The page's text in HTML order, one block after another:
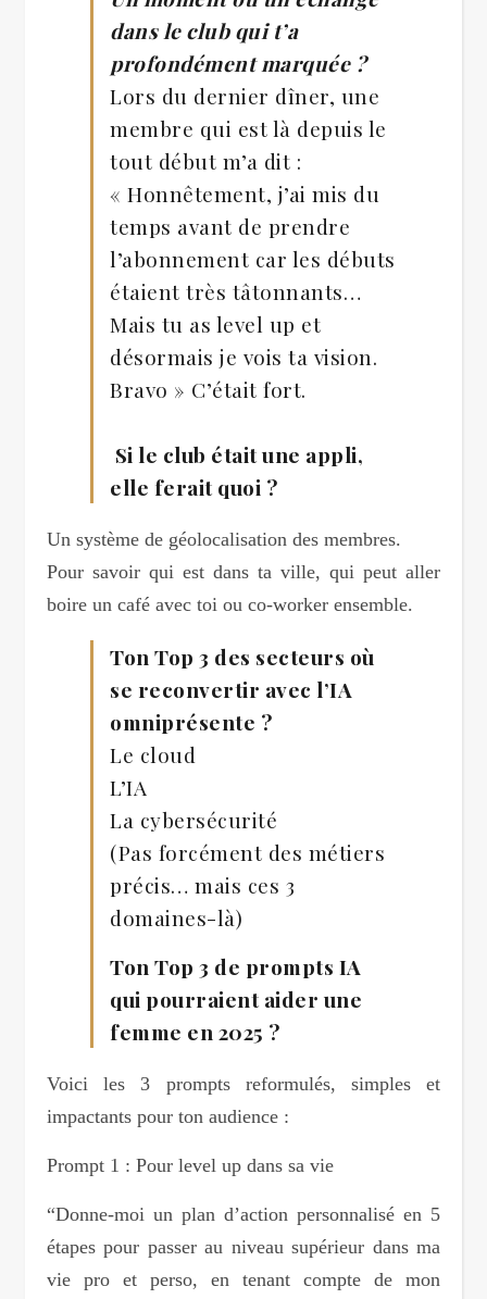
dans le club qui t’a
profondément marquée ?
Lors du dernier dîner, une
membre qui est là depuis le
tout début m’a dit :
« Honnêtement, j’ai mis du
temps avant de prendre
l’abonnement car les débuts
étaient très tâtonnants…
Mais tu as level up et
désormais je vois ta vision.
Bravo » C’était fort.
Si le club était une appli,
elle ferait quoi ?
Un système de géolocalisation des membres.
Pour savoir qui est dans ta ville, qui peut aller
boire un café avec toi ou co-worker ensemble.
Ton Top 3 des secteurs où
se reconvertir avec l’IA
omniprésente ?
Le cloud
L’IA
La cybersécurité
(Pas forcément des métiers
précis… mais ces 3
domaines-là)
Ton Top 3 de prompts IA
qui pourraient aider une
femme en 2025 ?
Voici les 3 prompts reformulés, simples et
impactants pour ton audience :
Prompt 1 : Pour level up dans sa vie
“Donne-moi un plan d’action personnalisé en 5
étapes pour passer au niveau supérieur dans ma
vie pro et perso, en tenant compte de mon